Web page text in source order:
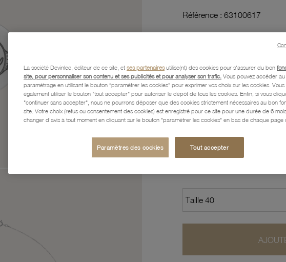
Référence : 63100617
Paiement, Livraison, Retours
38,30 €
Profitez des paiements
La société Devinlec, éditeur de ce site, et ses partenairesutilise(nt) des cookies pour s'assurer du bon
site, pour personnaliser son contenu et ses publicités et pour analyser son trafic. Vous pouvez accéder
paramétrage en utilisant le bouton “paramétrer les cookies” pour exprimer vos choix sur les cookies. Vous
également utiliser le bouton "tout accepter" pour autoriser le dépôt de tous les cookies. Enfin, si vous
"continuer sans accepter", nous ne pourrons déposer que des cookies strictement nécessaires au bon
site. Votre choix (refus ou consentement des cookies) est enregistré pour ce site pour une durée de 6
changer d'avis à tout moment en cliquant sur le bouton "paramétrer les cookies" en bas de chaque page
Paramètres des cookies Tout accepter